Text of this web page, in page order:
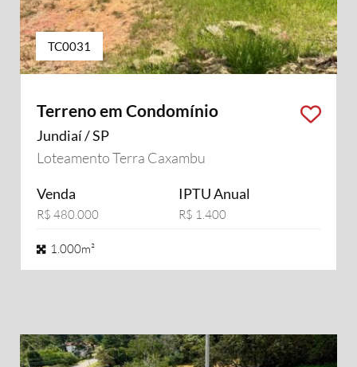
TC0031
Terreno em Condomínio
Jundiaí / SP
Loteamento Terra Caxambu
Venda
R$ 480.000
IPTU Anual
R$ 1.400
1.000m²